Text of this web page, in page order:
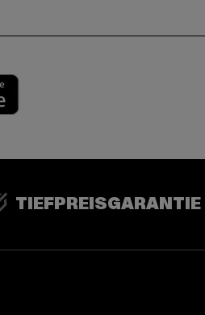
TIEFPREISGARANTIE